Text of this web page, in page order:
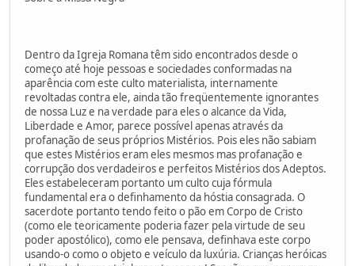
Dentro da Igreja Romana têm sido encontrados desde o
começo até hoje pessoas e sociedades conformadas na
aparência com este culto materialista, internamente
revoltadas contra ele, ainda tão freqüentemente ignorantes
de nossa Luz e na verdade para eles o alcance da Vida,
Liberdade e Amor, parece possível apenas através da
profanação de seus próprios Mistérios. Pois eles não sabiam
que estes Mistérios eram eles mesmos mas profanação e
corrupção dos verdadeiros e perfeitos Mistérios dos Adeptos.
Eles estabeleceram portanto um culto cuja fórmula
fundamental era o definhamento da hóstia consagrada. O
sacerdote portanto tendo feito o pão em Corpo de Cristo
(como ele teoricamente poderia fazer pela virtude de seu
poder apostólico), como ele pensava, definhava este corpo
usando-o como o objeto e veículo da luxúria. Crianças heróicas